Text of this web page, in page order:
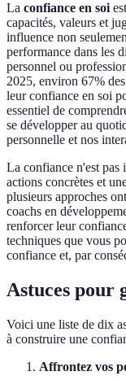
La confiance en soi
capacités, valeurs et
influence non
performance dans les
personnel ou
2025, environ 67%
leur confiance en soi
essentiel de
se développer au
personnelle et nos
La confiance n'est pas
actions concrètes et
plusieurs approches
coachs en
renforcer leur
techniques que vous
confiance et, par
Astuces pour
Voici une liste de dix
à construire une
Affrontez vos